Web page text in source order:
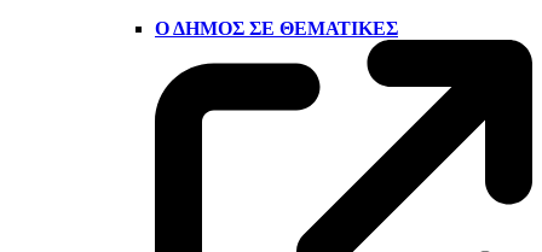
Ο ΔΉΜΟΣ ΣΕ ΘΕΜΑΤΙΚΈΣ